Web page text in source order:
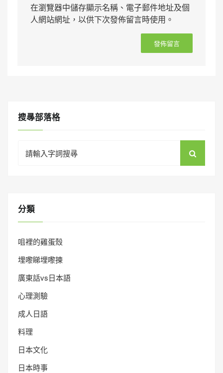
在瀏覽器中儲存顯示名稱、電子郵件地址及個
人網站網址，以供下次發佈留言時使用。
搜㝷部落格
for:
分類
咀裡的雞蛋殼
埋嚟睇埋嚟揀
廣東話vs日本語
心理測驗
成人日語
料理
日本文化
日本時事